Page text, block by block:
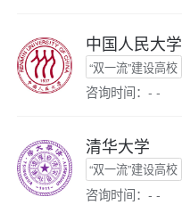
中国人民大学
“双一流”建设高校
咨询时间：- -
清华大学
“双一流”建设高校
咨询时间：- -